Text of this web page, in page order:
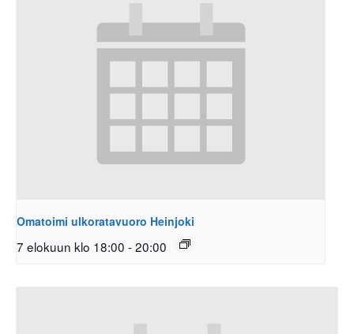
Omatoimi ulkoratavuoro Heinjoki
7 elokuun klo 18:00 -20:00